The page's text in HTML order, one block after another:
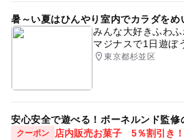
暑～い夏はひんやり室内でカラダをめ
みんな大好きふわ
マジナスで1日遊ぼ
東京都杉並区
安心安全で遊べる！ボーネルンド監修
クーポン
店内販売お菓子 5％割引き！